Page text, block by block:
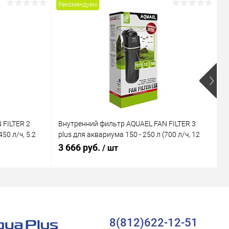
2
л/ч, 5.2
Рекомендуем
Внутренний фильтр AQUAEL FAN FILTER 3
plus для аквариума 150 - 250 л (700 л/ч, 12
Вт)
3 666 руб. / шт
8(812)622-12-51